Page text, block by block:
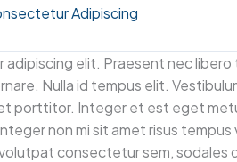
Adipiscing
elit. Praesent nec
Nulla id tempus elit.
porttitor. Integer et est eget
non mi sit amet risus
consectetur sem, sodales